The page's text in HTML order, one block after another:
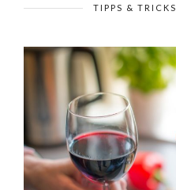
TIPPS & TRICKS